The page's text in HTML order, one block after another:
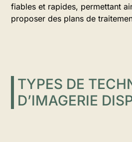
fiables et rapides, permettant
proposer des plans de
TYPES DE
D’IMAGERIE